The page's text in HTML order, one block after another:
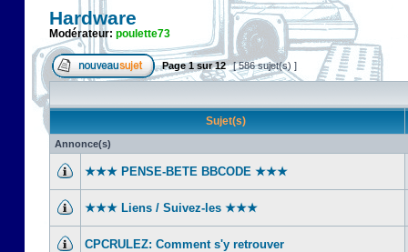
Hardware
Modérateur: poulette73
Page1sur12 [ 586 sujet(s) ]
Sujet(s)
Annonce(s)
★★★ PENSE-BETE BBCODE ★★★
★★★ Liens / Suivez-les ★★★
CPCRULEZ: Comment s'y retrouver‎